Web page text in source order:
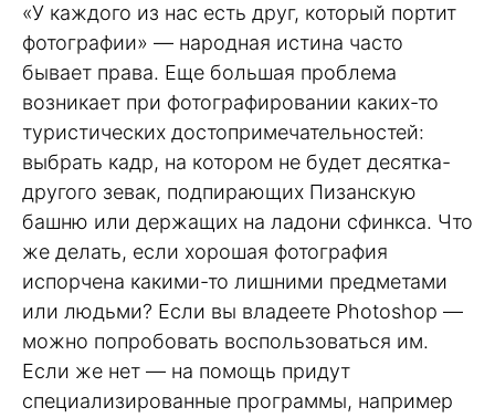
«У каждого из нас есть друг, который портит
фотографии» — народная истина часто
бывает права. Еще большая проблема
возникает при фотографировании каких-то
туристических достопримечательностей:
выбрать кадр, на котором не будет десятка-
другого зевак, подпирающих Пизанскую
башню или держащих на ладони сфинкса. Что
же делать, если хорошая фотография
испорчена какими-то лишними предметами
или людьми? Если вы владеете Photoshop —
можно попробовать воспользоваться им.
Если же нет — на помощь придут
специализированные программы, например